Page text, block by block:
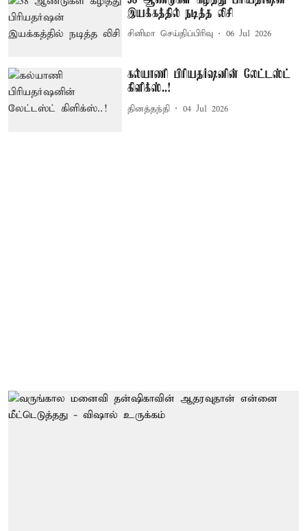
இயக்கத்தில் நடித்த லிசி
சினிமா செய்திப்பிரிவு 06 Jul 2026
கல்யாணி பிரியதர்ஷனின் லேட்டஸ்ட்
கிளிக்ஸ்..!
தினத்தந்தி 04 Jul 2026